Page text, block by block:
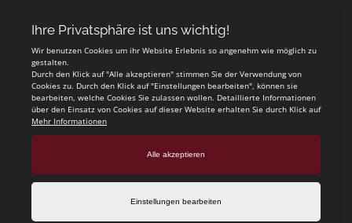
Impressum
Datenschutzerklärung
Teamsports 2
Dein Sportverein online